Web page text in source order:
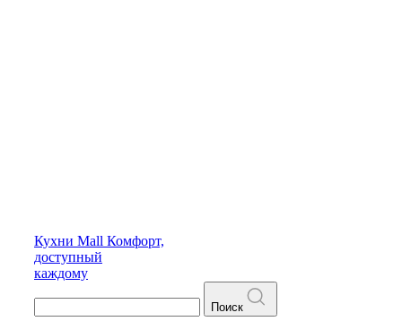
Кухни Mall Комфорт,
доступный
каждому
Поиск